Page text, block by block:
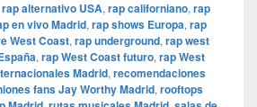
rap alternativo USA, rap californiano, rap
en vivo Madrid, rap shows Europa, rap
West Coast, rap underground, rap west
, rap West Coast futuro, rap West
Madrid, recomendaciones
fans Jay Worthy Madrid, rooftops